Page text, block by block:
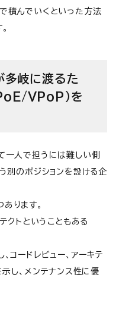
積んでいくといった方法
多岐に渡るた
VPoP）を
一人で担うには難しい側
別のポジションを設ける企
ります。
クトということもある
コードレビュー、アーキテ
し、メンテナンス性に優